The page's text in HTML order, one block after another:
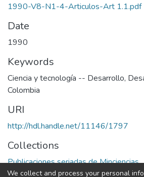
1990-V8-N1-4-Articulos-Art 1.1.pdf
Date
1990
Keywords
Ciencia y tecnología -- Desarrollo,
Colombia
URI
http://hdl.handle.net/11146/1797
Collections
Publicaciones seriadas de Minciencias
We collect and process your personal